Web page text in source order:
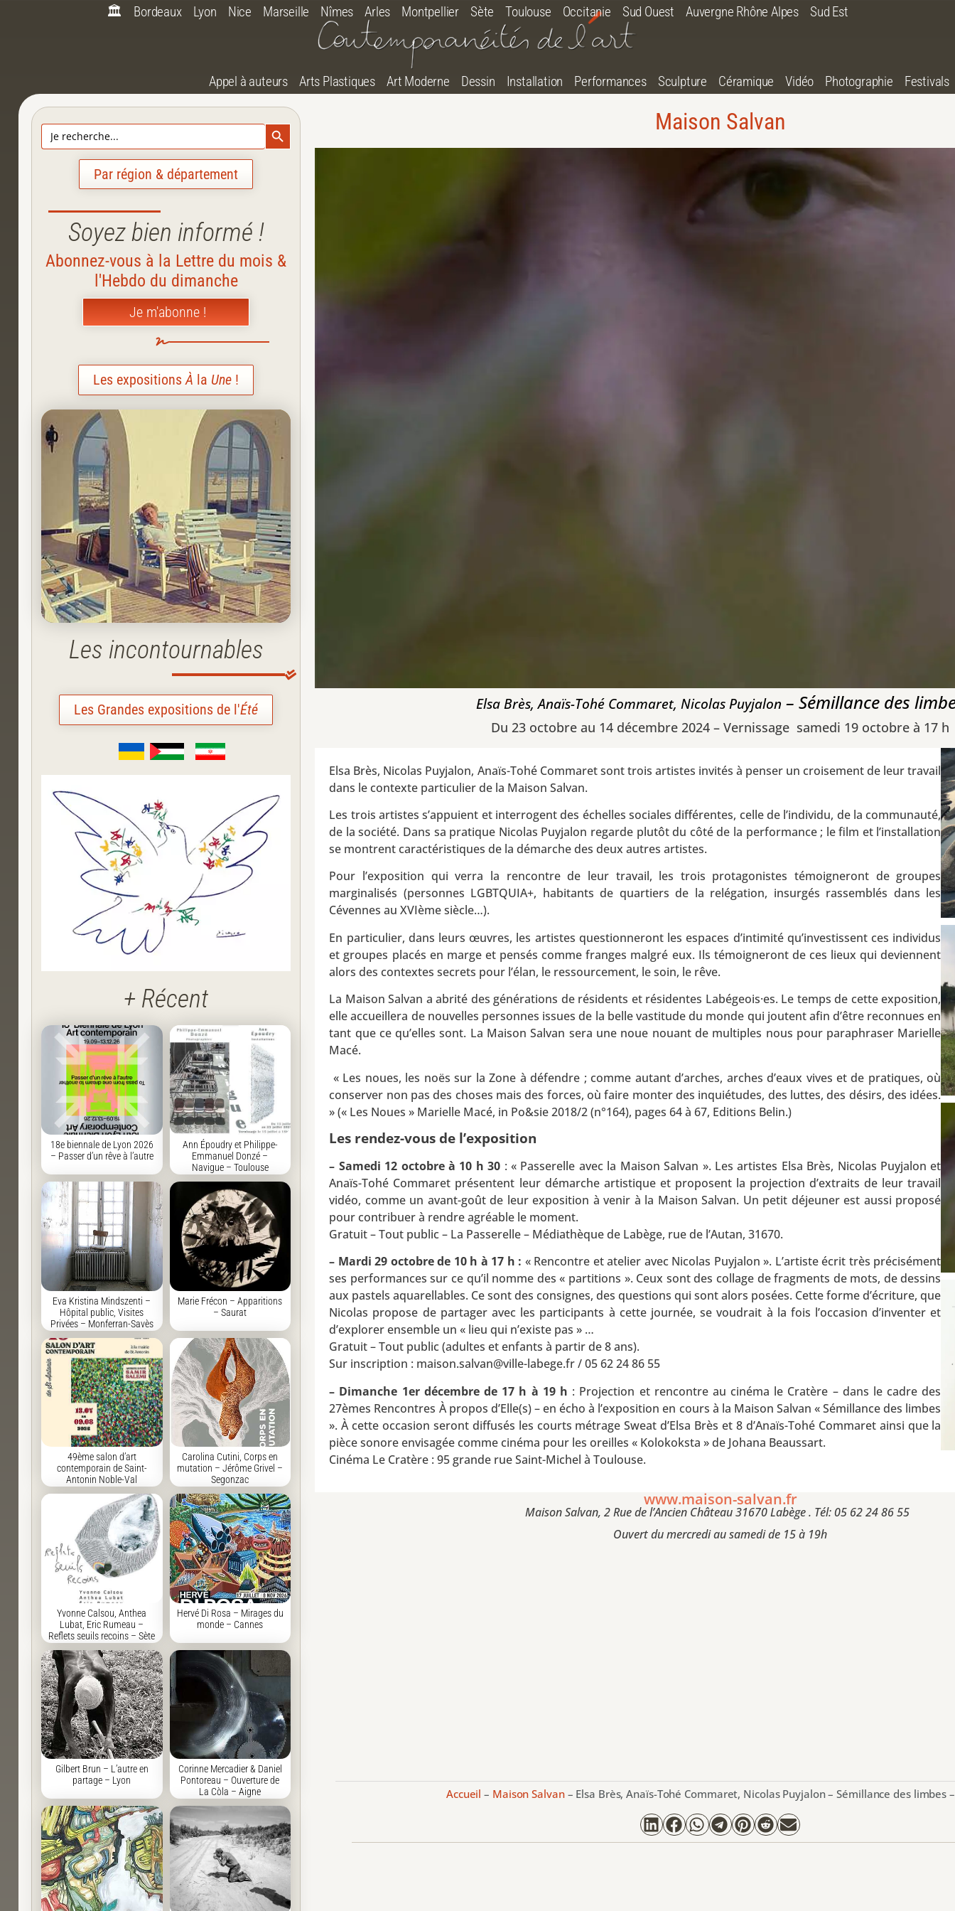
🏛️ Bordeaux Lyon Nice Marseille Nîmes Arles Montpellier Sète Toulouse Occitanie Sud Ouest Auvergne Rhône Alpes Sud Est
Appel à auteurs Arts Plastiques Art Moderne Dessin Installation Performances Sculpture Céramique Vidéo Photographie Festivals
Search
for:
Search Button
Par région & département
Soyez bien informé !
Abonnez-vous à la Lettre du mois &
l'Hebdo du dimanche
Je m'abonne !
Les expositionsÀ la Une !
Les incontournables
Les Grandes expositions de l'Été
+ Récent
18e biennale de Lyon 2026
– Passer d’un rêve à l’autre
Ann Époudry et Philippe-
Emmanuel Donzé –
Navigue – Toulouse
Eva Kristina Mindszenti –
Hôpital public, Visites
Privées – Monferran-Savès
Marie Frécon – Apparitions
– Saurat
49ème salon d’art
contemporain de Saint-
Antonin Noble-Val
Carolina Cutini, Corps en
mutation – Jérôme Grivel –
Segonzac
Yvonne Calsou, Anthea
Lubat, Eric Rumeau –
Reflets seuils recoins – Sète
Hervé Di Rosa – Mirages du
monde – Cannes
Gilbert Brun – L’autre en
partage – Lyon
Corinne Mercadier & Daniel
Pontoreau – Ouverture de
La Còla – Aigne
Maison Salvan
Elsa Brès, Anaïs-Tohé Commaret, Nicolas Puyjalon – Sémillance des
Du 23 octobre au 14 décembre 2024 – Vernissage samedi 19 octobre à 17 h
Elsa Brès, Nicolas Puyjalon, Anaïs-Tohé Commaret sont trois artistes invités à penser un croisement de leur travail
dans le contexte particulier de la Maison Salvan.
Les trois artistes s’appuient et interrogent des échelles sociales différentes, celle de l’individu, de la communauté,
de la société. Dans sa pratique Nicolas Puyjalon regarde plutôt du côté de la performance ; le film et l’installation
se montrent caractéristiques de la démarche des deux autres artistes.
Pour l’exposition qui verra la rencontre de leur travail, les trois protagonistes témoigneront de groupes
marginalisés (personnes LGBTQUIA+, habitants de quartiers de la relégation, insurgés rassemblés dans les
Cévennes au XVIème siècle…).
En particulier, dans leurs œuvres, les artistes questionneront les espaces d’intimité qu’investissent ces individus
et groupes placés en marge et pensés comme franges malgré eux. Ils témoigneront de ces lieux qui deviennent
alors des contextes secrets pour l’élan, le ressourcement, le soin, le rêve.
La Maison Salvan a abrité des générations de résidents et résidentes Labégeois·es. Le temps de cette exposition,
elle accueillera de nouvelles personnes issues de la belle vastitude du monde qui joutent afin d’être reconnues en
tant que ce qu’elles sont. La Maison Salvan sera une noue nouant de multiples nous pour paraphraser Marielle
Macé.
« Les noues, les noës sur la Zone à défendre ; comme autant d’arches, arches d’eaux vives et de pratiques, où
conserver non pas des choses mais des forces, où faire monter des inquiétudes, des luttes, des désirs, des idées.
» (« Les Noues » Marielle Macé, in Po&sie 2018/2 (n°164), pages 64 à 67, Editions Belin.)
Les rendez-vous de l’exposition
– Samedi 12 octobre à 10 h 30 : « Passerelle avec la Maison Salvan ». Les artistes Elsa Brès, Nicolas Puyjalon et
Anaïs-Tohé Commaret présentent leur démarche artistique et proposent la projection d’extraits de leur travail
vidéo, comme un avant-goût de leur exposition à venir à la Maison Salvan. Un petit déjeuner est aussi proposé
pour contribuer à rendre agréable le moment.
Gratuit – Tout public – La Passerelle – Médiathèque de Labège, rue de l’Autan, 31670.
– Mardi 29 octobre de 10 h à 17 h : « Rencontre et atelier avec Nicolas Puyjalon ». L’artiste écrit très précisément
ses performances sur ce qu’il nomme des « partitions ». Ceux sont des collage de fragments de mots, de dessins
aux pastels aquarellables. Ce sont des consignes, des questions qui sont alors posées. Cette forme d’écriture, que
Nicolas propose de partager avec les participants à cette journée, se voudrait à la fois l’occasion d’inventer et
d’explorer ensemble un « lieu qui n’existe pas » …
Gratuit – Tout public (adultes et enfants à partir de 8 ans).
Sur inscription : maison.salvan@ville-labege.fr / 05 62 24 86 55
– Dimanche 1er décembre de 17 h à 19 h : Projection et rencontre au cinéma le Cratère – dans le cadre des
27èmes Rencontres À propos d’Elle(s) – en écho à l’exposition en cours à la Maison Salvan « Sémillance des limbes
». À cette occasion seront diffusés les courts métrage Sweat d’Elsa Brès et 8 d’Anaïs-Tohé Commaret ainsi que la
pièce sonore envisagée comme cinéma pour les oreilles « Kolokoksta » de Johana Beaussart.
Cinéma Le Cratère : 95 grande rue Saint-Michel à Toulouse.
www.maison-salvan.fr
Maison Salvan, 2 Rue de l’Ancien Château 31670 Labège . Tél: 05 62 24 86 55
Ouvert du mercredi au samedi de 15 à 19h
Accueil – Maison Salvan– Elsa Brès, Anaïs-Tohé Commaret, Nicolas Puyjalon – Sémillance des limbes